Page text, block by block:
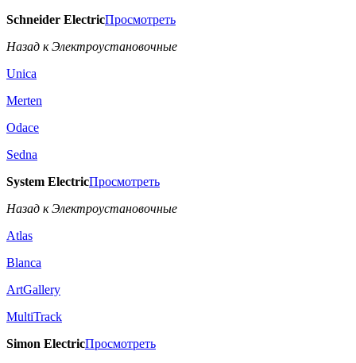
Schneider ElectricПросмотреть
Назад к Электроустановочные
Unica
Merten
Odace
Sedna
System ElectricПросмотреть
Назад к Электроустановочные
Atlas
Blanca
ArtGallery
MultiTrack
Simon ElectricПросмотреть